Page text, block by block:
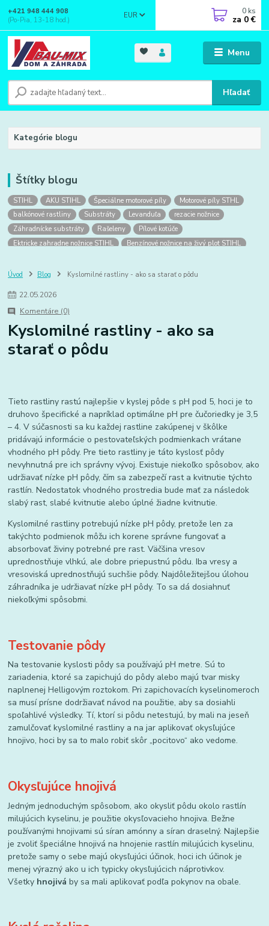
Menu
EUR
Hľadať
+421 948 444 908
(Po-Pia, 13-18 hod.)
0 ks
za 0 €
Kategórie blogu
Štítky blogu
STIHL AKU STIHL Špeciálne motorové píly
Motorové píly STHL
balkónové rastliny
Substráty Levanduľa
rezacie nožnice
Záhradnícke substráty
Rašeleny
Pílové kotúče
Ektricke zahradne nožnice STIHL
Benzínové nožnice na živý plot STIHL
Vysokotlakové čističe
stihl
Úvod Blog Kyslomilné rastliny - ako sa starať o pôdu
22.05.2026
Komentáre (0)
Kyslomilné rastliny - ako sa
starať o pôdu
Tieto rastliny rastú najlepšie v kyslej pôde s pH pod 5, hoci je to
druhovo špecifické a napríklad optimálne pH pre čučoriedky je 3,5
– 4. V súčasnosti sa ku každej rastline zakúpenej v škôlke
pridávajú informácie o pestovateľských podmienkach vrátane
vhodného pH pôdy. Pre tieto rastliny je táto kyslosť pôdy
nevyhnutná pre ich správny vývoj. Existuje niekoľko spôsobov, ako
udržiavať nízke pH pôdy, čím sa zabezpečí rast a kvitnutie týchto
rastlín. Nedostatok vhodného prostredia bude mať za následok
slabý rast, slabé kvitnutie alebo úplné žiadne kvitnutie.
Kyslomilné rastliny potrebujú nízke pH pôdy, pretože len za
takýchto podmienok môžu ich korene správne fungovať a
absorbovať živiny potrebné pre rast. Väčšina vresov
uprednostňuje vlhkú, ale dobre priepustnú pôdu. Iba vresy a
vresoviská uprednostňujú suchšie pôdy. Najdôležitejšou úlohou
záhradníka je udržiavať nízke pH pôdy. To sa dá dosiahnuť
niekoľkými spôsobmi.
Testovanie pôdy
Na testovanie kyslosti pôdy sa používajú pH metre. Sú to
zariadenia, ktoré sa zapichujú do pôdy alebo majú tvar misky
naplnenej Helligovým roztokom. Pri zapichovacích kyselinomeroch
sa musí prísne dodržiavať návod na použitie, aby sa dosiahli
spoľahlivé výsledky. Tí, ktorí si pôdu netestujú, by mali na jeseň
zamulčovať kyslomilné rastliny a na jar aplikovať okysľujúce
hnojivo, hoci by sa to malo robiť skôr „pocitovo“ ako vedome.
Okysľujúce hnojivá
Jedným jednoduchým spôsobom, ako okysliť pôdu okolo rastlín
milujúcich kyselinu, je použitie okysľovacieho hnojiva. Bežne
používanými hnojivami sú síran amónny a síran draselný. Najlepšie
je zvoliť špeciálne hnojivá na hnojenie rastlín milujúcich kyselinu,
pretože samy o sebe majú okysľujúci účinok, hoci ich účinok je
menej výrazný ako u ich typicky okysľujúcich náprotivkov.
Všetky hnojivá by sa mali aplikovať podľa pokynov na obale.